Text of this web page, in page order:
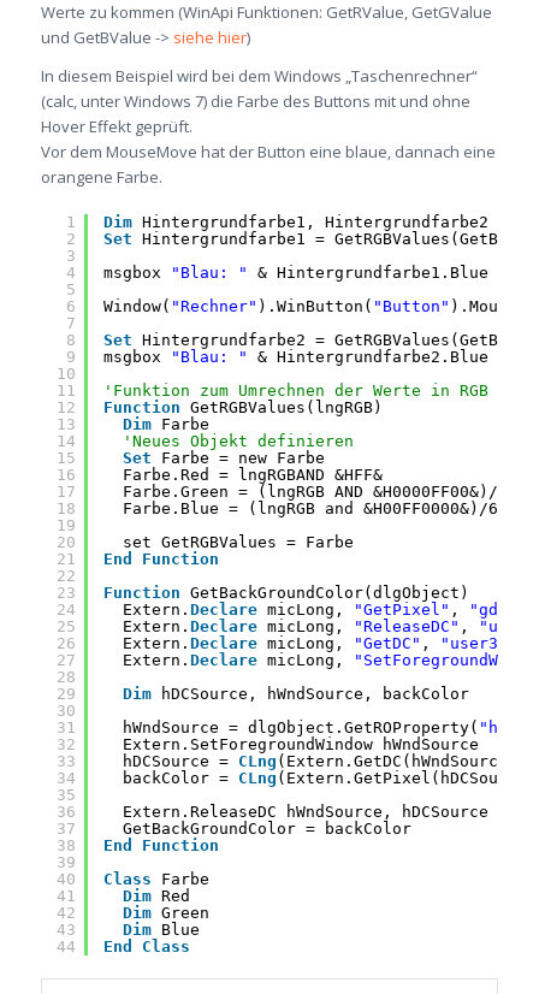
Werte zu kommen (WinApi Funktionen: GetRValue, GetGValue
und GetBValue -> siehe hier)
In diesem Beispiel wird bei dem Windows „Taschenrechner“
(calc, unter Windows 7) die Farbe des Buttons mit und ohne
Hover Effekt geprüft.
Vor dem MouseMove hat der Button eine blaue, dannach eine
orangene Farbe.
1
2
3
4
5
6
7
8
9
10
11
12
13
14
15
16
17
18
19
20
21
22
23
24
25
26
27
28
29
30
31
32
33
34
35
36
37
38
39
40
41
42
43
44
Dim Hintergrundfarbe1, Hintergrundfarbe2
Set Hintergrundfarbe1 =
msgbox
"Blau: " & Hintergrundfarbe1.Blue &
Window( "Rechner" ).WinButton( "Button"
Set Hintergrundfarbe2 =
msgbox
"Blau: " & Hintergrundfarbe2.Blue &
'Funktion zum Umrechnen der Werte in RGB
Function GetRGBValues(lngRGB)
Dim
Farbe
'Neues Objekt definieren
Set
Farbe = new Farbe
Farbe.Red = lngRGBAND &HFF&
Farbe.Green = (lngRGB AND &H0000FF00&)/256
Farbe.Blue = (lngRGB and &H00FF0000&)/65536
set GetRGBValues = Farbe
End
Function
Function GetBackGroundColor(dlgObject)
Extern. Declare micLong, "GetPixel" , "gdi32"
Extern. Declare micLong, "ReleaseDC" ,
Extern. Declare micLong, "GetDC" , "user32"
Extern. Declare micLong,
Dim
hDCSource, hWndSource, backColor
hWndSource = dlgObject.GetROProperty( "hwnd"
Extern.SetForegroundWindow hWndSource
hDCSource = CLng (Extern.GetDC(hWndSource))
backColor = CLng
Extern.ReleaseDC hWndSource, hDCSource
GetBackGroundColor = backColor
End
Function
Class
Farbe
Dim Red
Dim Green
Dim
Blue
End
Class